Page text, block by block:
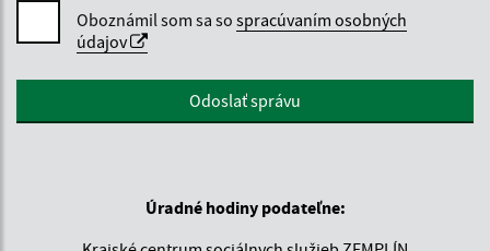
Oboznámil som sa so spracúvaním osobných
údajov
Google reCaptcha ResponseOdoslať správu
Úradné hodiny podateľne: